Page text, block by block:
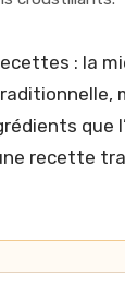
: la
que
recette